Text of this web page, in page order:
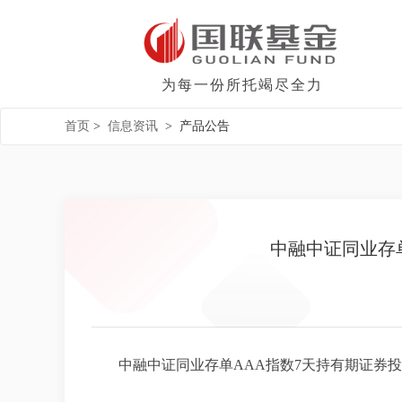
为每一份所托竭尽全力
首页 > 信息资讯 > 产品公告
中融中证同业存
中融中证同业存单AAA指数7天持有期证券